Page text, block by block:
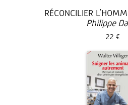
RÉCONCILIER
Philippe
22 €